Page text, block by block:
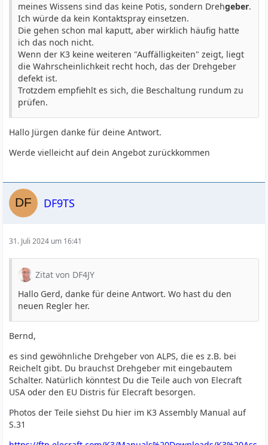
meines Wissens sind das keine Potis, sondern Drehgeber.
Ich würde da kein Kontaktspray einsetzen.
Die gehen schon mal kaputt, aber wirklich häufig hatte
ich das noch nicht.
Wenn der K3 keine weiteren "Auffälligkeiten" zeigt, liegt
die Wahrscheinlichkeit recht hoch, das der Drehgeber
defekt ist.
Trotzdem empfiehlt es sich, die Beschaltung rundum zu
prüfen.
Hallo Jürgen danke für deine Antwort.
Werde vielleicht auf dein Angebot zurückkommen
DF9TS
31. Juli 2024 um 16:41
Zitat von DF4JY
Hallo Gerd, danke für deine Antwort. Wo hast du den
neuen Regler her.
Bernd,
es sind gewöhnliche Drehgeber von ALPS, die es z.B. bei
Reichelt gibt. Du brauchst Drehgeber mit eingebautem
Schalter. Natürlich könntest Du die Teile auch von Elecraft
USA oder den EU Distris für Elecraft besorgen.
Photos der Teile siehst Du hier im K3 Assembly Manual auf
S.31